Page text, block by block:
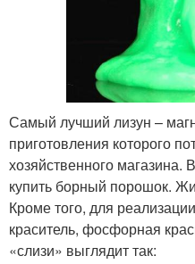
Самый лучший лизун –
приготовления которого
хозяйственного магазина.
купить борный порошок.
Кроме того, для
краситель, фосфорная
«слизи» выглядит так: